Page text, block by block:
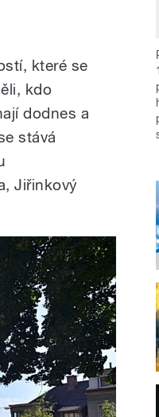
které se
kdo
dodnes a
stává
Jiřinkový